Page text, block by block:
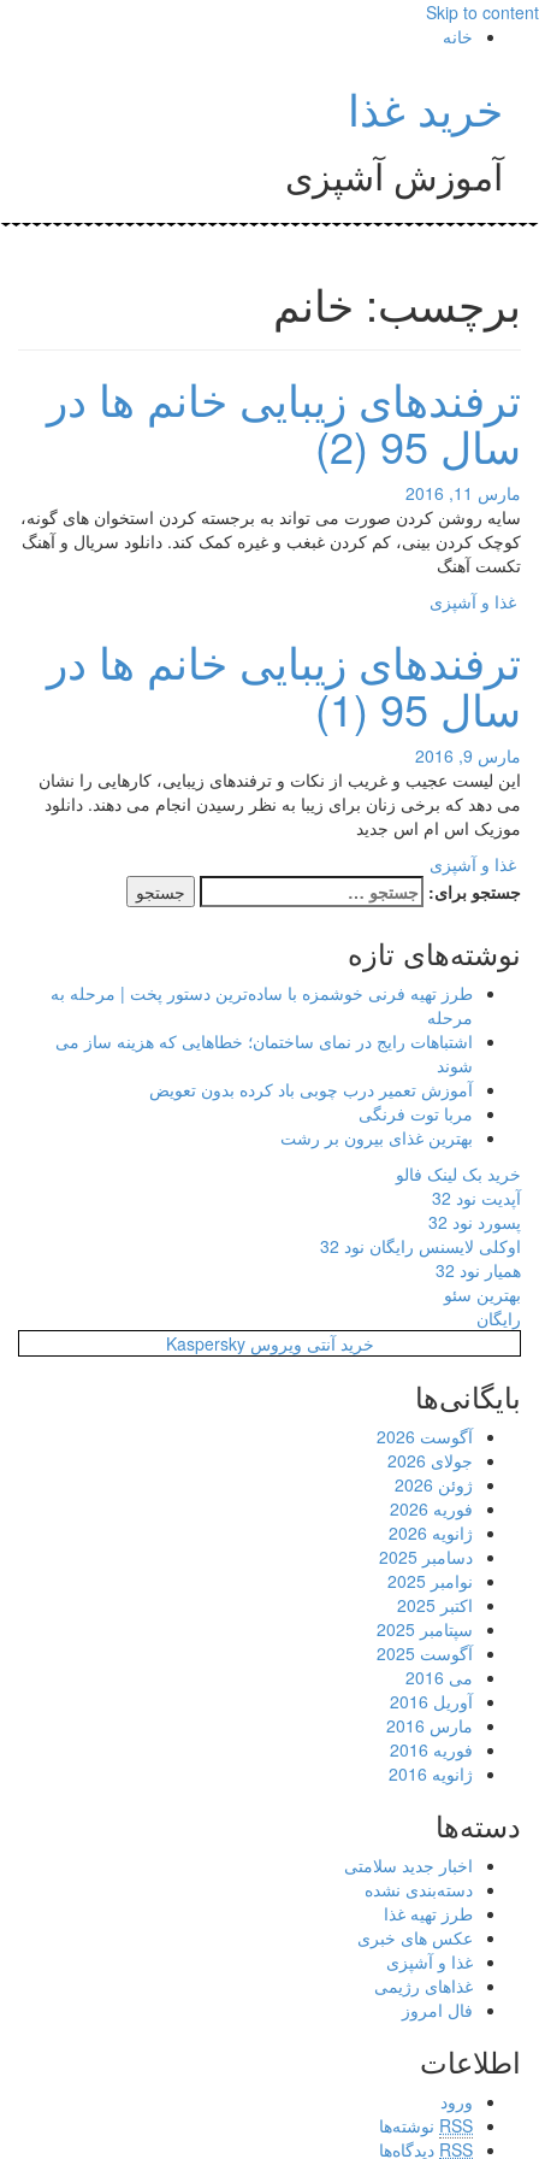
Skip to content
خانه
خرید غذا
آموزش آشپزی
برچسب: خانم
ترفندهای زیبایی خانم ها در
سال 95 (2)
مارس 11, 2016
سایه روشن کردن صورت می تواند به برجسته کردن استخوان های گونه،
کوچک کردن بینی، کم کردن غبغب و غیره کمک کند. دانلود سریال و آهنگ
تکست آهنگ
غذا و آشپزی
ترفندهای زیبایی خانم ها در
سال 95 (1)
مارس 9, 2016
این لیست عجیب و غریب از نکات و ترفندهای زیبایی، کارهایی را نشان
می دهد که برخی زنان برای زیبا به نظر رسیدن انجام می دهند. دانلود
موزیک اس ام اس جدید
غذا و آشپزی
جستجو برای:
نوشته‌های تازه
طرز تهیه فرنی خوشمزه با ساده‌ترین دستور پخت | مرحله به
مرحله
اشتباهات رایج در نمای ساختمان؛ خطاهایی که هزینه ساز می
شوند
آموزش تعمیر درب چوبی باد کرده بدون تعویض
مربا توت فرنگی
بهترین غذای بیرون بر رشت
خرید بک لینک فالو
آپدیت نود 32
پسورد نود 32
اوکلی لایسنس رایگان نود 32
همیار نود 32
بهترین سئو
رایگان
خرید آنتی ویروس Kaspersky
بایگانی‌ها
آگوست 2026
جولای 2026
ژوئن 2026
فوریه 2026
ژانویه 2026
دسامبر 2025
نوامبر 2025
اکتبر 2025
سپتامبر 2025
آگوست 2025
می 2016
آوریل 2016
مارس 2016
فوریه 2016
ژانویه 2016
دسته‌ها
اخبار جدید سلامتی
دسته‌بندی نشده
طرز تهیه غذا
عکس های خبری
غذا و آشپزی
غذاهای رژیمی
فال امروز
اطلاعات
ورود
RSS نوشته‌ها
RSS دیدگاه‌ها